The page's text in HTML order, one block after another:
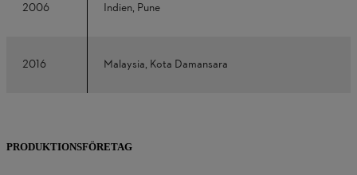
2006 Indien, Pune
2016 Malaysia, Kota Damansara
PRODUKTIONSFÖRETAG